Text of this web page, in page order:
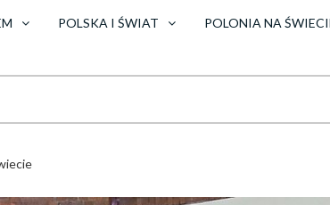
POLSKA I ŚWIAT POLONIA NA